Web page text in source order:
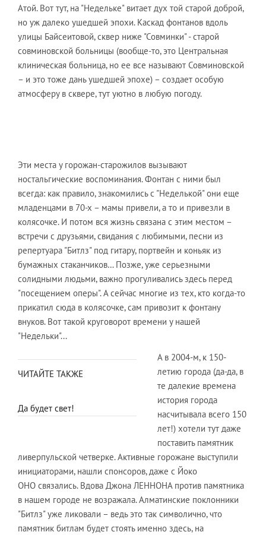
Атой. Вот тут, на "Недельке" витает дух той старой доброй,
но уж далеко ушедшей эпохи. Каскад фонтанов вдоль
улицы Байсеитовой, сквер ниже "Совминки" - старой
совминовской больницы (вообще-то, это Центральная
клиническая больница, но ее все называют Совминовской
– и это тоже дань ушедшей эпохе) – создает особую
атмосферу в сквере, тут уютно в любую погоду.
Эти места у горожан-старожилов вызывают
ностальгические воспоминания. Фонтан с ними был
всегда: как правило, знакомились с "Неделькой" они еще
младенцами в 70-х – мамы привели, а то и привезли в
колясочке. И потом вся жизнь связана с этим местом –
встречи с друзьями, свидания с любимыми, песни из
репертуара "Битлз" под гитару, портвейн и коньяк из
бумажных стаканчиков… Позже, уже серьезными
солидными людьми, важно прогуливались здесь перед
"посещением оперы". А сейчас многие из тех, кто когда-то
прикатил сюда в колясочке, сам привозит к фонтану
внуков. Вот такой круговорот времени у нашей
"Недельки"...
ЧИТАЙТЕ ТАКЖЕ
Да будет свет!
А в 2004-м, к 150-
летию города (да-да, в
те далекие времена
история города
насчитывала всего 150
лет!) хотели тут даже
поставить памятник
ливерпульской четверке. Активные горожане выступили
инициаторами, нашли спонсоров, даже с Йоко
ОНО связались. Вдова Джона ЛЕННОНА против памятника
в нашем городе не возражала. Алматинские поклонники
"Битлз" уже ликовали – ведь это так символично, что
памятник битлам будет стоять именно здесь, на